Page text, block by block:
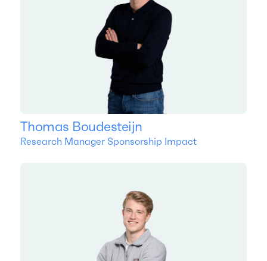
Thomas Boudesteijn
Research Manager Sponsorship Impact